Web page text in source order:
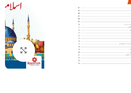
Click to enlarge